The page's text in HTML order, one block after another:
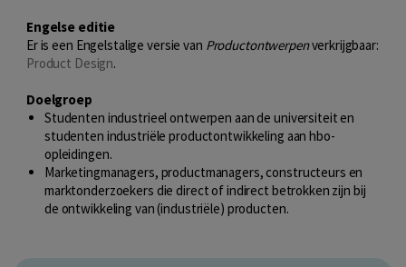
Engelse editie
Er is een Engelstalige versie van Productontwerpenverkrijgbaar:
Product Design.
Doelgroep
Studenten industrieel ontwerpen aan de universiteit en
studenten industriële productontwikkeling aan hbo-
opleidingen.
Marketingmanagers, productmanagers, constructeurs en
marktonderzoekers die direct of indirect betrokken zijn bij
de ontwikkeling van (industriële) producten.